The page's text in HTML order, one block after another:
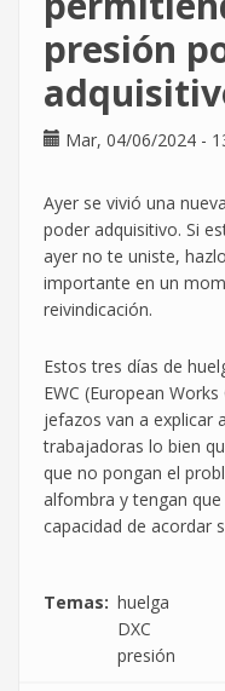
18
y
19
Junio
Barcelona
hechos
con
la
lucha
y
por
los
derechos
presión
Mar, 04/06/2024 -
Ayer se vivió una
poder adquisitivo. Si
ayer no te uniste,
importante en un
reivindicación.
Estos tres días de
EWC (European
jefazos van a explicar
trabajadoras lo bien
que no pongan el
alfombra y tengan
capacidad de acordar
Temas
huelga
DXC
presión